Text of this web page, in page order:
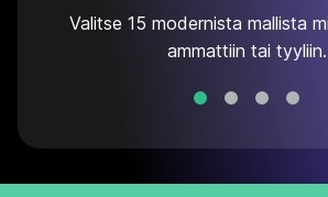
Valitse 15 modernista mallista
ammattiin tai tyyliin.